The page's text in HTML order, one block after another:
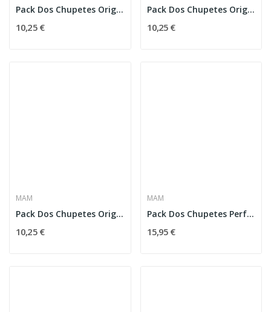
Pack Dos Chupetes Original Start 0-2 Meses Mam...
10,25 €
Pack Dos Chupetes Original Start 0-2 Meses Mam...
10,25 €
MAM
Pack Dos Chupetes Original Start 0-2 Meses Mam...
10,25 €
MAM
Pack Dos Chupetes Perfect Start 0-2 Meses Mam Rosa
15,95 €